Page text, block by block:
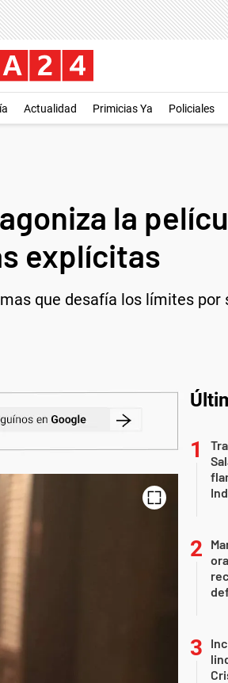
Actualidad Primicias Ya Policiales
la
explícitas
que desafía los límites